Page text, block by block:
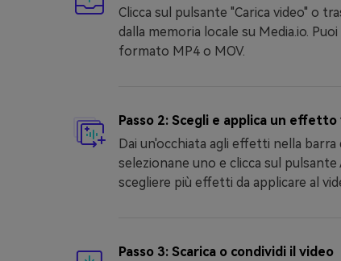
Clicca sul pulsante "Carica video" o
dalla memoria locale su Media.io.
formato MP4 o MOV.
Passo 2: Scegli e applica un effetto
Dai un'occhiata agli effetti nella
selezionane uno e clicca sul pulsante
scegliere più effetti da applicare al
Passo 3: Scarica o condividi il video